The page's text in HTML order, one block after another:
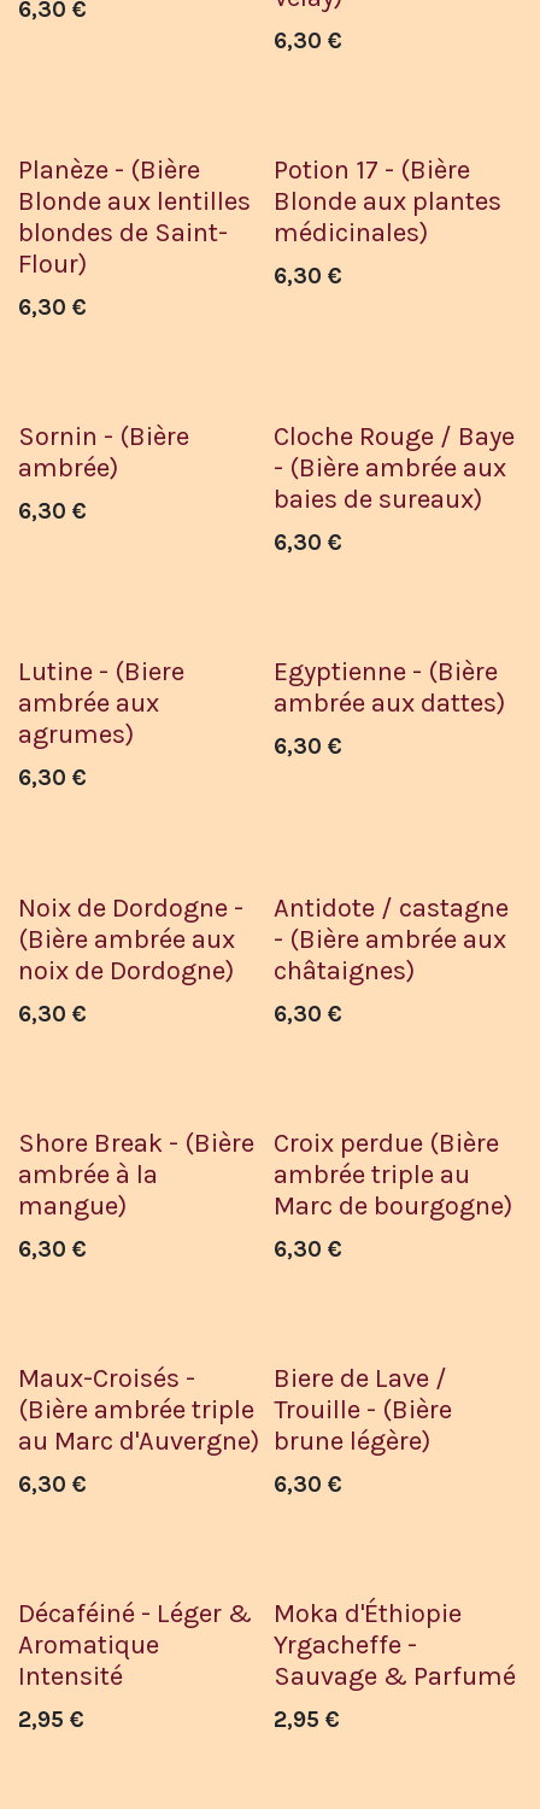
6,30 €
6,30 €
Planèze - (Bière
Blonde aux lentilles
blondes de Saint-
Flour)
6,30 €
Potion 17 - (Bière
Blonde aux plantes
médicinales)
6,30 €
Sornin - (Bière
ambrée)
6,30 €
Cloche Rouge / Baye
- (Bière ambrée aux
baies de sureaux)
6,30 €
Lutine - (Biere
ambrée aux
agrumes)
6,30 €
Egyptienne - (Bière
ambrée aux dattes)
6,30 €
Noix de Dordogne -
(Bière ambrée aux
noix de Dordogne)
6,30 €
Antidote / castagne
- (Bière ambrée aux
châtaignes)
6,30 €
Shore Break - (Bière
ambrée à la
mangue)
6,30 €
Croix perdue (Bière
ambrée triple au
Marc de bourgogne)
6,30 €
Maux-Croisés -
(Bière ambrée triple
au Marc d'Auvergne)
6,30 €
Biere de Lave /
Trouille - (Bière
brune légère)
6,30 €
Décaféiné - Léger &
Aromatique
Intensité
2,95 €
Moka d'Éthiopie
Yrgacheffe -
Sauvage & Parfumé
2,95 €